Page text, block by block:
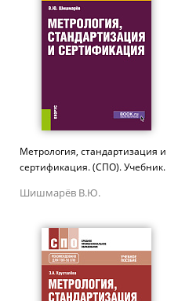
Метрология, стандартизация и
сертификация. (СПО). Учебник.
Шишмарёв В.Ю.